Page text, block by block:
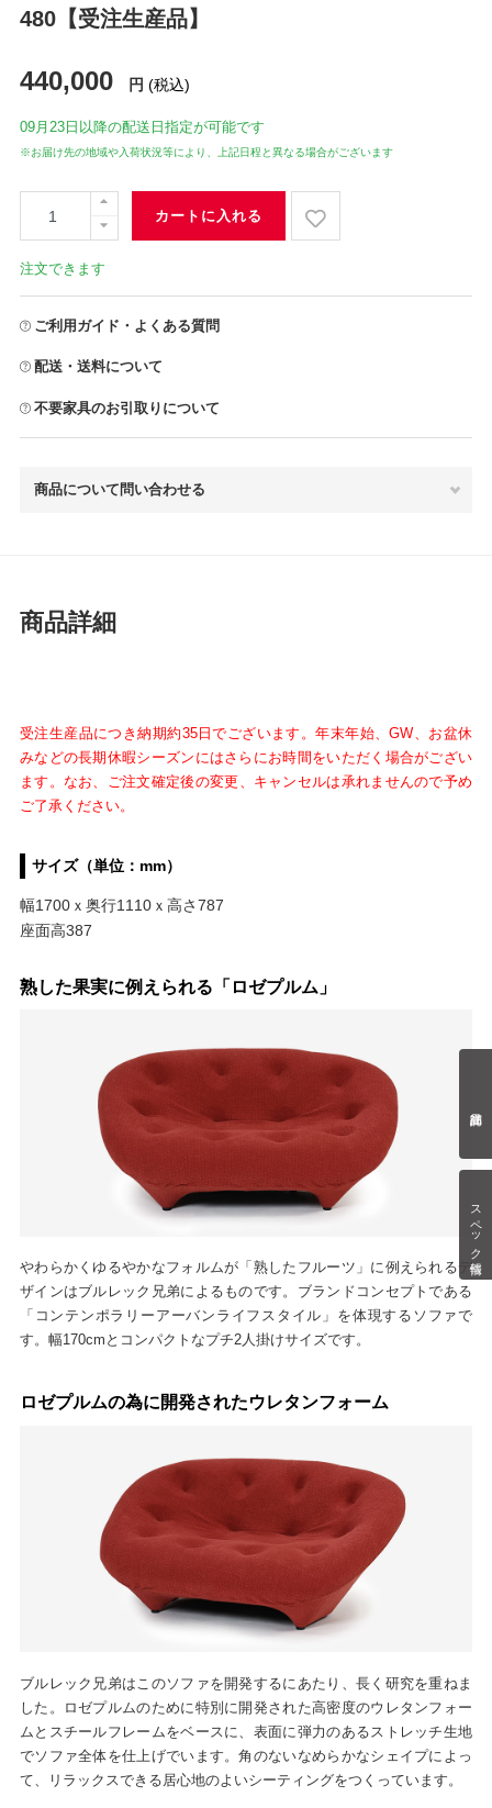
スペック情報
480【受注生産品】
440,000 円 (税込)
09月23日 以降の配送日指定が可能です
※お届け先の地域や入荷状況等により、上記日程と異なる場合がございます
カートに入れる
注文できます
ご利用ガイド・よくある質問
配送・送料について
不要家具のお引取りについて
商品について問い合わせる
商品詳細
受注生産品につき納期約35日でございます。年末年始、GW、お盆休
みなどの長期休暇シーズンにはさらにお時間をいただく場合がござい
ます。 なお、ご注文確定後の変更、キャンセルは承れませんので予め
ご了承ください。
サイズ（単位：mm）
幅1700ｘ奥行1110ｘ高さ787
座面高387
熟した果実に例えられる「ロゼプルム」
やわらかくゆるやかなフォルムが「熟したフルーツ」に例えられるデ
ザインはブルレック兄弟によるものです。ブランドコンセプトである
「コンテンポラリーアーバンライフスタイル」を体現するソファで
す。幅170cmとコンパクトなプチ2人掛けサイズです。
ロゼプルムの為に開発されたウレタンフォーム
ブルレック兄弟はこのソファを開発するにあたり、長く研究を重ねま
した。ロゼプルムのために特別に開発された高密度のウレタンフォー
ムとスチールフレームをベースに、表面に弾力のあるストレッチ生地
でソファ全体を仕上げでいます。角のないなめらかなシェイプによっ
て、リラックスできる居心地のよいシーティングをつくっています。